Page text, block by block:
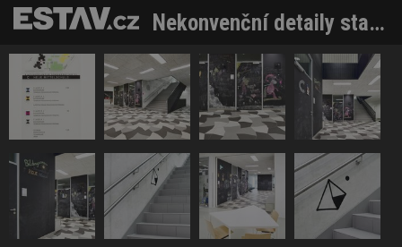
Nekonvenční detaily stavby z dlaždic série Taurus